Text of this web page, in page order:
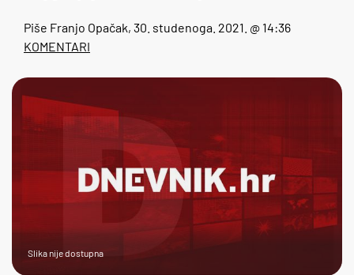
Piše Franjo Opačak, 30. studenoga. 2021. @ 14:36
KOMENTARI
Slika nije dostupna